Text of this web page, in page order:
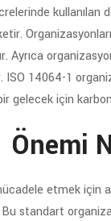
Ayrıca
ISO 14064-1
gelecek için
Önemi
etmek için
Bu standart